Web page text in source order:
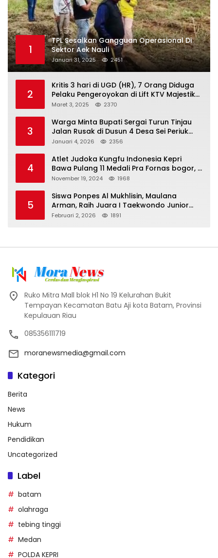
1
TPL Sesalkan Gangguan Operasional Di
Sektor Aek Nauli
Januari 31, 2025 2451
2
Kritis 3 hari di UGD (HR), 7 Orang Diduga
Pelaku Pengeroyokan di Lift KTV Majestik
Melenggang Bebas, Kantor Hukum JAP
Tanjungpinang
Maret 3, 2025 2370
3
Warga Minta Bupati Sergai Turun Tinjau
Jalan Rusak di Dusun 4 Desa Sei Periuk
Serdang Bedagai
Januari 4, 2026 2356
4
Atlet Judoka Kungfu Indonesia Kepri
Bawa Pulang 11 Medali Pra Fornas bogor, 3
Emas dan 8 Perunggu.
November 19, 2024 1968
5
Siswa Ponpes Al Mukhlisin, Maulana
Arman, Raih Juara I Taekwondo Junior
Putra di Riau National Championship 2026
Februari 2, 2026 1891
Ruko Mitra Mall blok H1 No 19 Kelurahan Bukit
Tempayan Kecamatan Batu Aji kota Batam, Provinsi
Kepulauan Riau
085356111719
moranewsmedia@gmail.com
Kategori
Berita
News
Hukum
Pendidikan
Uncategorized
Label
batam
olahraga
tebing tinggi
Medan
POLDA KEPRI